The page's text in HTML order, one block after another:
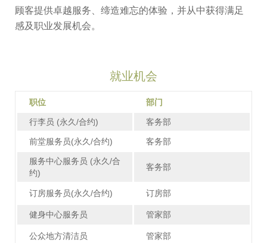
顾客提供卓越服务、缔造难忘的体验，并从中获得满足
感及职业发展机会。
就业机会
职位 部门
行李员 (永久/合约) 客务部
前堂服务员(永久/合约) 客务部
服务中心服务员 (永久/合
约)
客务部
订房服务员(永久/合约) 订房部
健身中心服务员 管家部
公众地方清洁员 管家部